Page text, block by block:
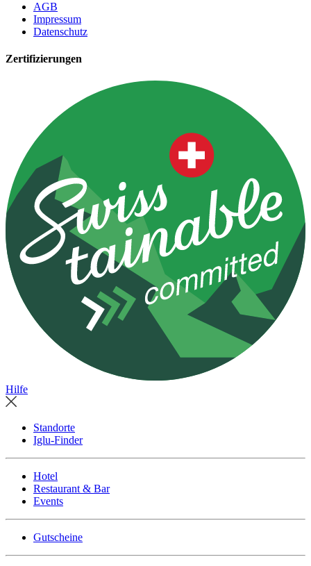
AGB
Impressum
Datenschutz
Zertifizierungen
Hilfe
Standorte
Iglu-Finder
Hotel
Restaurant & Bar
Events
Gutscheine